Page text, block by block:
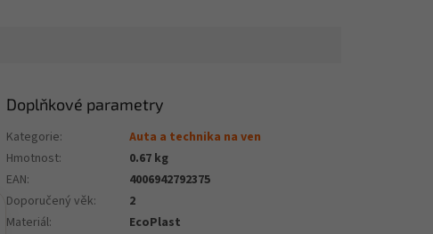
Doplňkové parametry
Kategorie:
Auta a technika na ven
Hmotnost:
0.67 kg
EAN:
4006942792375
Doporučený věk:
2
Materiál:
EcoPlast